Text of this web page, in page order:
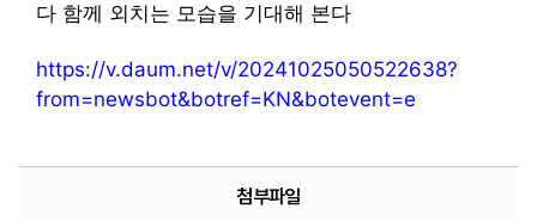
다 함께 외치는 모습을 기대해 본다
https://v.daum.net/v/20241025050522638?
from=newsbot&botref=KN&botevent=e
첨부파일